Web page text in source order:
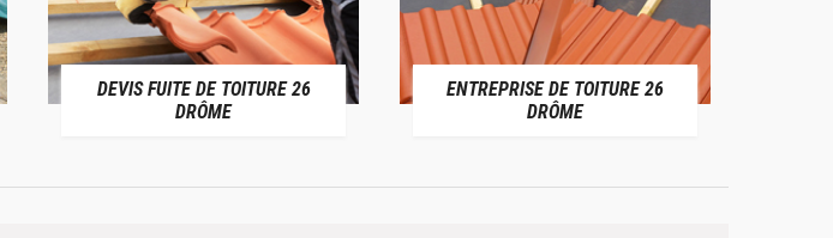
26
ENTREPRISE DE TOITURE 26
DEVIS TOITURE 26 DRÔME